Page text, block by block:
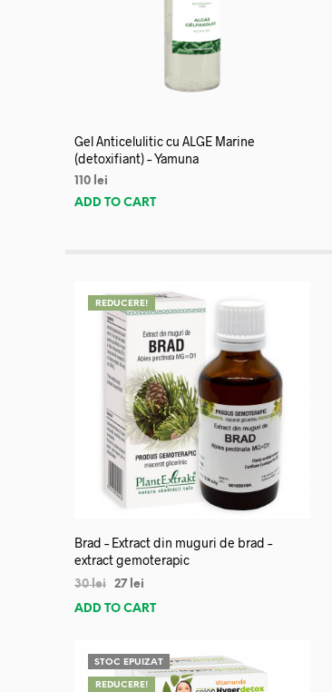
Gel Anticelulitic cu ALGE Marine
(detoxifiant) – Yamuna
110 lei
ADD TO CART
REDUCERE!
Brad – Extract din muguri de brad –
extract gemoterapic
30lei 27 lei
ADD TO CART
STOC EPUIZAT
REDUCERE!